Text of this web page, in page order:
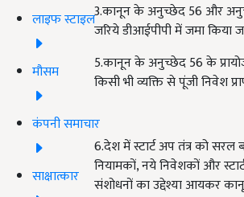
लाइफ स्टाइल
मौसम
कंपनी समाचार
साक्षात्कार
3.कानून के अनुच्छेद 56 और
जरिये डीआईपीपी में जमा किया
5.कानून के अनुच्छेद 56 के
किसी भी व्यक्ति से पूंजी निवेश
6.देश में स्टार्ट अप तंत्र को सरल
नियामकों, नये निवेशकों और
संशोधनों का उद्देश्या आयकर